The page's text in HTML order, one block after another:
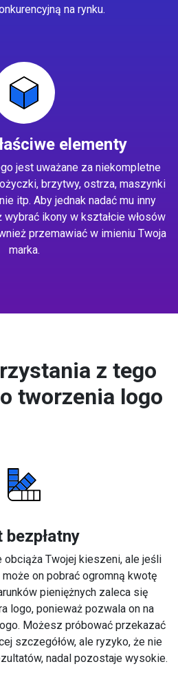
na rynku.
elementy
jest uważane za niekompletne
brzytwy, ostrza, maszynki
itp. Aby jednak nadać mu inny
ikony w kształcie włosów
przemawiać w imieniu Twoja
marka.
z tego
tworzenia logo
bezpłatny
obciąża Twojej kieszeni, ale jeśli
on pobrać ogromną kwotę
pieniężnych zaleca się
logo, ponieważ pozwala on na
Możesz próbować przekazać
szczegółów, ale ryzyko, że nie
nadal pozostaje wysokie.